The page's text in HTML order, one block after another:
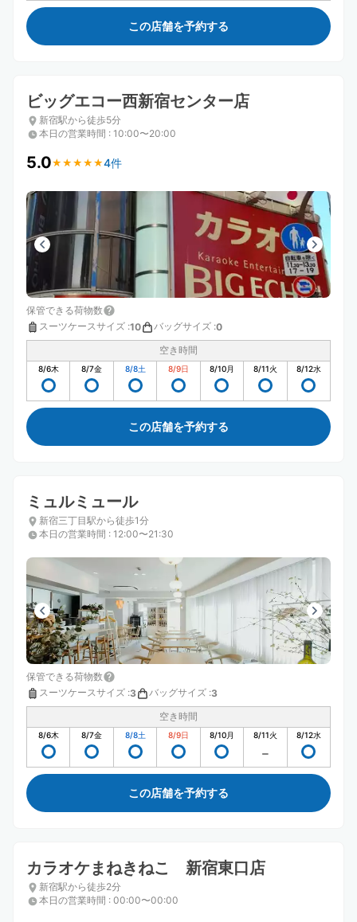
この店舗を予約する
ビッグエコー西新宿センター店
新宿駅から徒歩5分
本日の営業時間 : 10:00〜20:00
5.0★ ★ ★ ★ ★
★ ★ ★ ★ ★4件
保管できる荷物数
スーツケースサイズ :10 バッグサイズ :0
空き時間
8/6木 8/7金 8/8土 8/9日 8/10月 8/11火 8/12水
この店舗を予約する
ミュルミュール
新宿三丁目駅から徒歩1分
本日の営業時間 : 12:00〜21:30
保管できる荷物数
スーツケースサイズ :3 バッグサイズ :3
空き時間
8/6木 8/7金 8/8土 8/9日 8/10月 8/11火 8/12水
この店舗を予約する
カラオケまねきねこ 新宿東口店
新宿駅から徒歩2分
本日の営業時間 : 00:00〜00:00